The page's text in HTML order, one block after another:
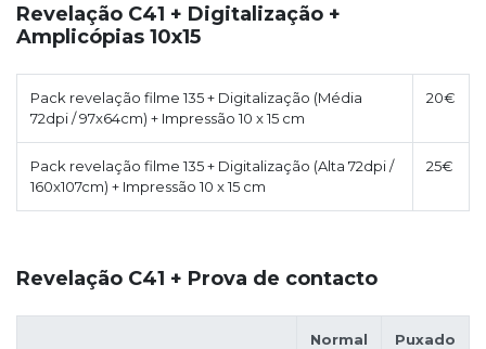
Revelação C41 + Digitalização +
Amplicópias 10x15
Pack revelação filme 135 + Digitalização (Média
72dpi / 97x64cm) + Impressão 10 x 15 cm
20€
Pack revelação filme 135 + Digitalização (Alta 72dpi /
160x107cm) + Impressão 10 x 15 cm
25€
Revelação C41 + Prova de contacto
Normal Puxado